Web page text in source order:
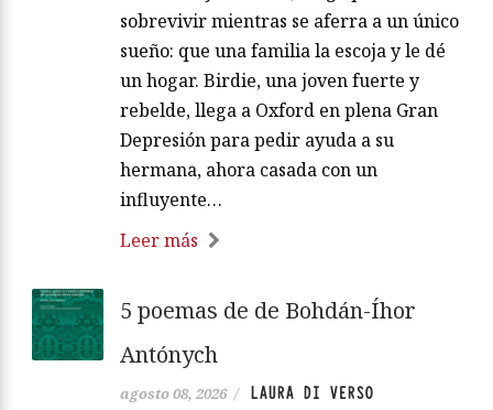
sobrevivir mientras se aferra a un único
sueño: que una familia la escoja y le dé
un hogar. Birdie, una joven fuerte y
rebelde, llega a Oxford en plena Gran
Depresión para pedir ayuda a su
hermana, ahora casada con un
influyente…
Leer más
5 poemas de de Bohdán-Íhor
Antónych
agosto 08, 2026 / LAURA DI VERSO